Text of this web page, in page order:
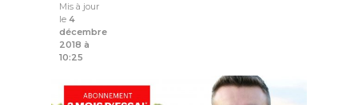
Mis à jour
le 4
décembre
2018 à
10:25